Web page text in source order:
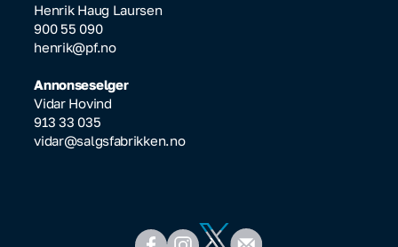
Henrik Haug Laursen
900 55 090
henrik@pf.no
Annonseselger
Vidar Hovind
913 33 035
vidar@salgsfabrikken.no